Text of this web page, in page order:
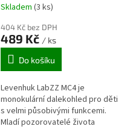
Skladem (3 ks)
404 Kč bez DPH
489 Kč / ks
Do košíku
Levenhuk LabZZ MC4 je
monokulární dalekohled pro děti
s velmi působivými funkcemi.
Mladí pozorovatelé života